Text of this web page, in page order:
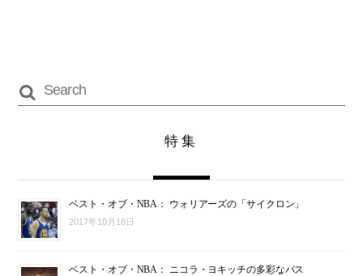
特集
ベスト・オブ・NBA： ウォリアーズの「サイクロン」
2017年10月18日
ベスト・オブ・NBA： ニコラ・ヨキッチの多彩なパス